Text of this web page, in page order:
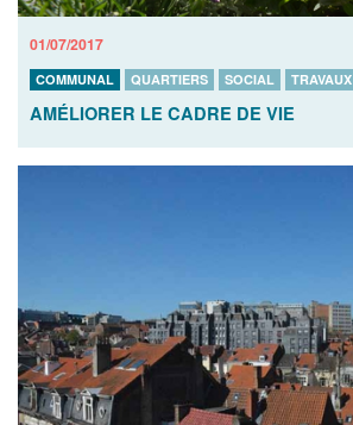
01/07/2017
COMMUNAL QUARTIERS SOCIAL TRAVAUX
AMÉLIORER LE CADRE DE VIE